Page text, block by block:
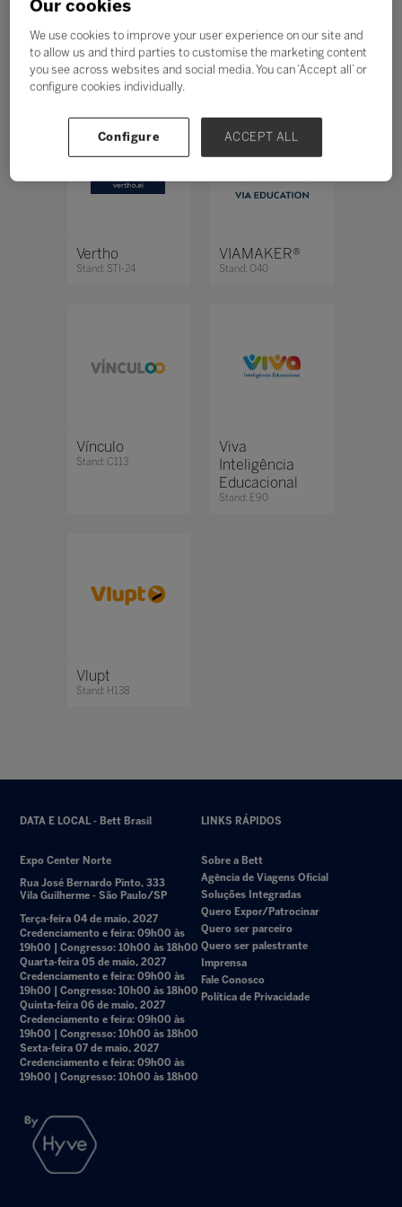
Todos 0 - 9 D
V
Vertho
Stand: STI-24
VIAMAKER®
Stand: O40
Vínculo
Stand: C113
Viva
Inteligência
Educacional
Stand: E90
Vlupt
Stand: H138
DATA E LOCAL - Bett Brasil
Expo Center Norte
Rua José Bernardo Pinto, 333
Vila Guilherme - São Paulo/SP
Terça-feira 04 de maio, 2027
Credenciamento e feira: 09h00 às
19h00 | Congresso: 10h00 às 18h00
Quarta-feira 05 de maio, 2027
Credenciamento e feira: 09h00 às
19h00 | Congresso: 10h00 às 18h00
Quinta-feira 06 de maio, 2027
Credenciamento e feira: 09h00 às
19h00 | Congresso: 10h00 às 18h00
Sexta-feira 07 de maio, 2027
Credenciamento e feira: 09h00 às
19h00 | Congresso: 10h00 às 18h00
LINKS RÁPIDOS
Sobre a Bett
Agência de Viagens Oficial
Soluções Integradas
Quero Expor/Patrocinar
Quero ser parceiro
Quero ser palestrante
Imprensa
Fale Conosco
Política de Privacidade
Our cookies
We use cookies to improve your user experience on our site and
to allow us and third parties to customise the marketing content
you see across websites and social media. You can ‘Accept all’ or
configure cookies individually.
Configure ACCEPT ALL